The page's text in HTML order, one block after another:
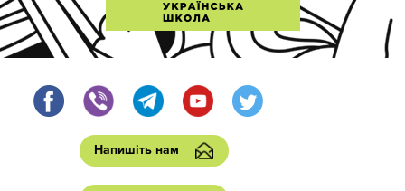
Напишіть нам